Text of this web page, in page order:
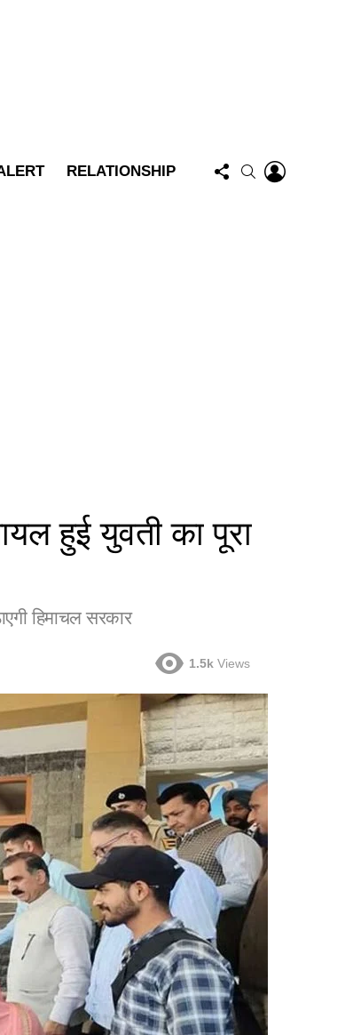
RELATIONSHIP
FOLLOW
US
SEARCH
हुई युवती का पूरा
हिमाचल सरकार
1.5k Views